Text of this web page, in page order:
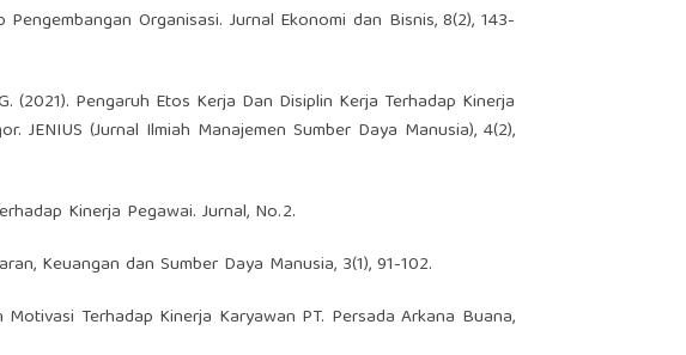
Organisasi. Jurnal Ekonomi dan Bisnis, 8(2), 143-
(2021). Pengaruh Etos Kerja Dan Disiplin Kerja Terhadap Kinerja
(Jurnal Ilmiah Manajemen Sumber Daya Manusia), 4(2),
Kinerja Pegawai. Jurnal, No.2.
Keuangan dan Sumber Daya Manusia, 3(1), 91-102.
Terhadap Kinerja Karyawan PT. Persada Arkana Buana,